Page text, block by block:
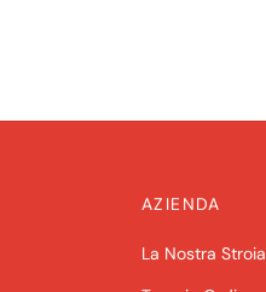
AZIENDA
La Nostra Stroia